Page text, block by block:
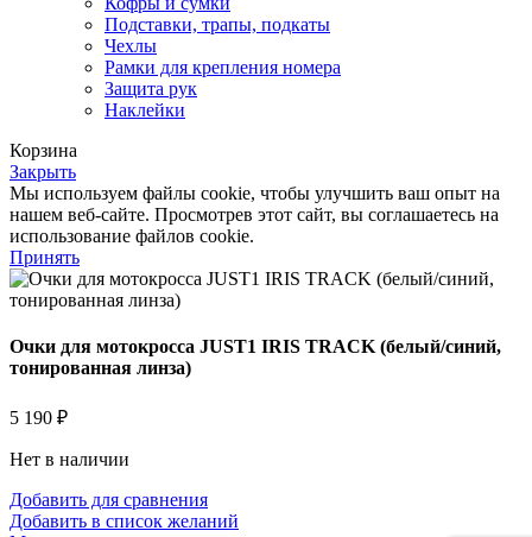
Подставки, трапы, подкаты
Чехлы
Рамки для крепления номера
Защита рук
Наклейки
Корзина
Закрыть
Мы используем файлы cookie, чтобы улучшить ваш опыт на
нашем веб-сайте. Просмотрев этот сайт, вы соглашаетесь на
использование файлов cookie.
Принять
Очки для мотокросса JUST1 IRIS TRACK (белый/синий,
тонированная линза)
5 190 ₽
Нет в наличии
Добавить для сравнения
Добавить в список желаний